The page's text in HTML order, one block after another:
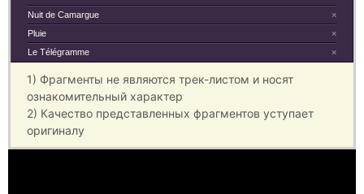
×
Nuit de Camargue
×
Pluie
×
Le Télégramme
1) Фрагменты не являются трек-листом и носят
ознакомительный характер
2) Качество представленных фрагментов уступает
оригиналу